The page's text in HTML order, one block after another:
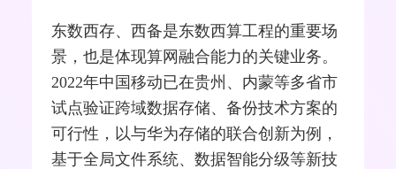
东数西存、西备是东数西算工程的重要场
景，也是体现算网融合能力的关键业务。
2022年中国移动已在贵州、内蒙等多省市
试点验证跨域数据存储、备份技术方案的
可行性，以与华为存储的联合创新为例，
基于全局文件系统、数据智能分级等新技